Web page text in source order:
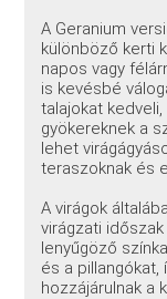
A Geranium
különböző kerti
napos vagy
is kevésbé
talajokat
gyökereknek a
lehet
teraszoknak és
A virágok
virágzati
lenyűgöző
és a
hozzájárulnak a